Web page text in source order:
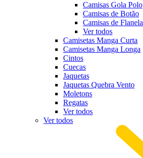
Camisas Gola Polo
Camisas de Botão
Camisas de Flanela
Ver todos
Camisetas Manga Curta
Camisetas Manga Longa
Cintos
Cuecas
Jaquetas
Jaquetas Quebra Vento
Moletons
Regatas
Ver todos
Ver todos